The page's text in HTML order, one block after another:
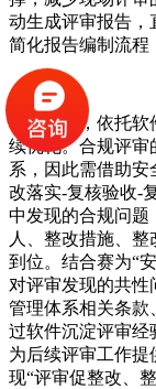
动生成评审报告，
简化报告编制流程
最后，依托软
续优化。合规评审
系，因此需借助安
改落实-复核验收-
中发现的合规问题
人、整改措施、
到位。结合赛为“
对评审发现的共性
管理体系相关条款
过软件沉淀评审经
为后续评审工作
现“评审促整改、